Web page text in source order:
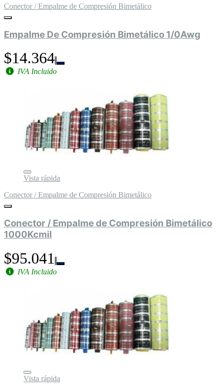
Conector / Empalme de Compresión Bimetálico
Empalme De Compresión Bimetálico 1/0Awg
$14.364
IVA Incluido
Vista rápida
Conector / Empalme de Compresión Bimetálico
Conector / Empalme de Compresión Bimetálico
1000Kcmil
$95.041
IVA Incluido
Vista rápida